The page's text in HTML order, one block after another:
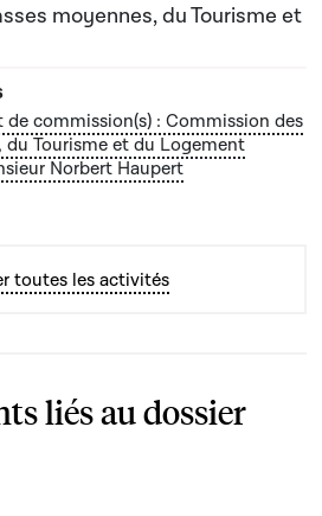
moyennes, du Tourisme et
commission(s) : Commission des
du Tourisme et du Logement
Norbert Haupert
toutes les activités
liés au dossier